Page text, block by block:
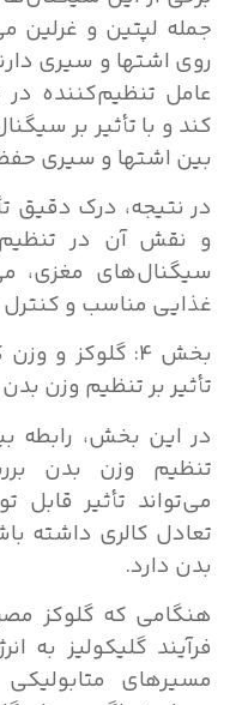
جمله لپتین و غرلین
روی اشتها و سیری
عامل تنظیم‌کننده
کند و با تأثیر بر
بین اشتها و سیری
در نتیجه، درک دقیق
و نقش آن در تنظیم
سیگنال‌های مغزی،
غذایی مناسب و
بخش 4: گلوکز و
تأثیر بر تنظیم وزن بدن
در این بخش، رابطه
تنظیم وزن بدن
می‌تواند تأثیر قابل
تعادل کالری داشته
بدن دارد.
هنگامی که گلوکز
فرآیند گلیکولیز به
مسیرهای